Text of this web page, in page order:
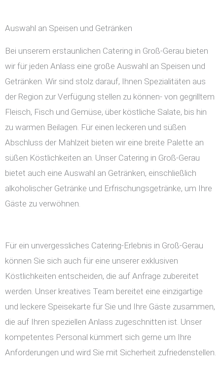
Auswahl an Speisen und Getränken
Bei unserem erstaunlichen Catering in Groß-Gerau bieten
wir für jeden Anlass eine große Auswahl an Speisen und
Getränken. Wir sind stolz darauf, Ihnen Spezialitäten aus
der Region zur Verfügung stellen zu können- von gegrilltem
Fleisch, Fisch und Gemüse, über köstliche Salate, bis hin
zu warmen Beilagen. Für einen leckeren und süßen
Abschluss der Mahlzeit bieten wir eine breite Palette an
süßen Köstlichkeiten an. Unser Catering in Groß-Gerau
bietet auch eine Auswahl an Getränken, einschließlich
alkoholischer Getränke und Erfrischungsgetränke, um Ihre
Gäste zu verwöhnen.
Für ein unvergessliches Catering-Erlebnis in Groß-Gerau
können Sie sich auch für eine unserer exklusiven
Köstlichkeiten entscheiden, die auf Anfrage zubereitet
werden. Unser kreatives Team bereitet eine einzigartige
und leckere Speisekarte für Sie und Ihre Gäste zusammen,
die auf Ihren speziellen Anlass zugeschnitten ist. Unser
kompetentes Personal kümmert sich gerne um Ihre
Anforderungen und wird Sie mit Sicherheit zufriedenstellen.